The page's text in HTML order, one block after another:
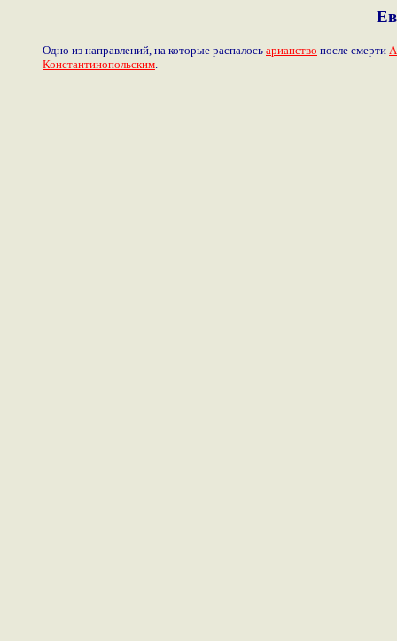
Одно из направлений, на которые распалось арианство после смерти
Константинопольским